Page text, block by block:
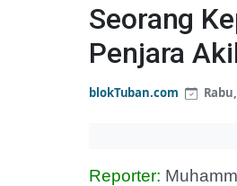
Seorang
Penjara
blokTuban.com
Reporter: